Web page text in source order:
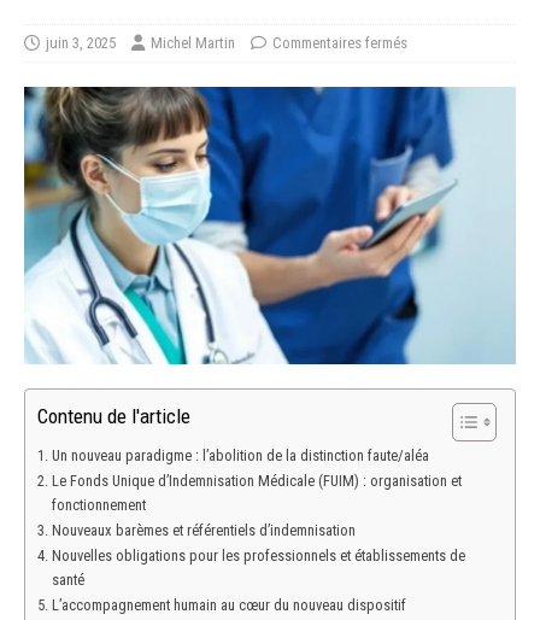
juin 3, 2025 Michel Martin Commentaires fermés
Contenu de l'article
Un nouveau paradigme : l’abolition de la distinction faute/aléa
Le Fonds Unique d’Indemnisation Médicale (FUIM) : organisation et
fonctionnement
Nouveaux barèmes et référentiels d’indemnisation
Nouvelles obligations pour les professionnels et établissements de
santé
L’accompagnement humain au cœur du nouveau dispositif